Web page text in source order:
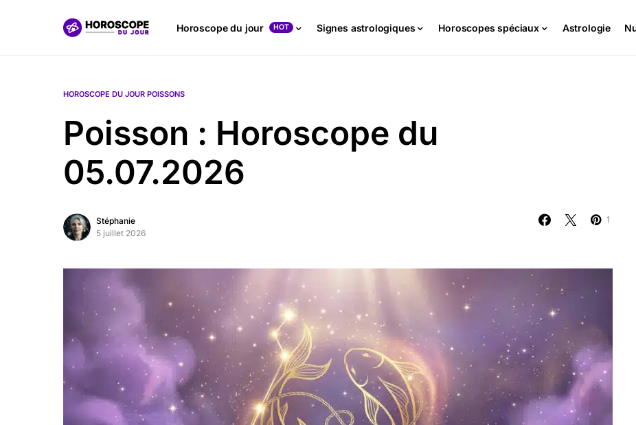
Horoscope du jour HOT Signes astrologiques Horoscopes spéciaux Astrologie
HOROSCOPE DU JOUR POISSONS
Poisson : Horoscope du
05.07.2026
Stéphanie
5 juillet 2026
1